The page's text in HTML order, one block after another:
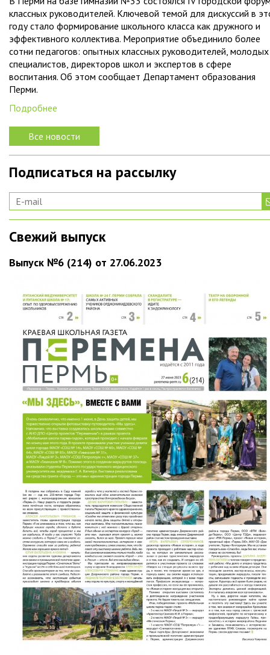
классных руководителей. Ключевой темой для дискуссий в
году стало формирование школьного класса как дружного и
эффективного коллектива. Мероприятие объединило более
сотни педагогов: опытных классных руководителей, молодых
специалистов, директоров школ и экспертов в сфере
воспитания. Об этом сообщает Департамент образования
Перми.
Подробнее
Все новости
Подписаться на рассылку
Свежий выпуск
Выпуск №6 (214) от 27.06.2023